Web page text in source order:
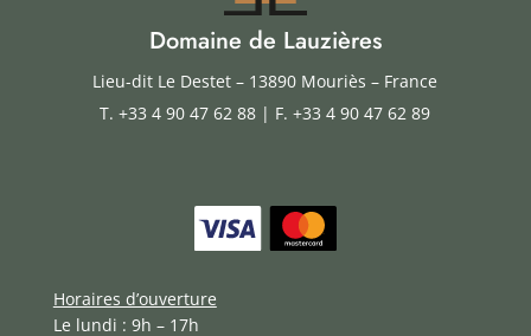
Domaine de Lauzières
Lieu-dit Le Destet – 13890 Mouriès – France
T.+33 4 90 47 62 88 | F. +33 4 90 47 62 89
Horaires d’ouverture
Le lundi : 9h – 17h